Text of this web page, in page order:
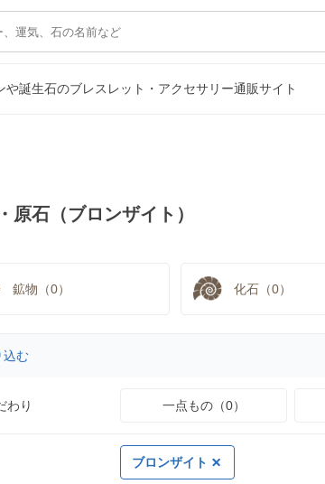
誕生石のブレスレット・アクセサリー通販サイト
原石（ブロンザイト）
鉱物（0） 化石（0）
込む
わり 一点もの（0）
ブロンザイト